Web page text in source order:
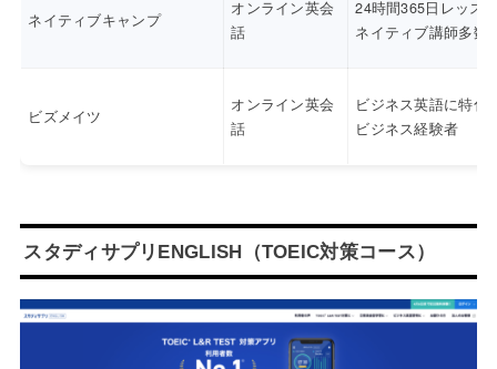
ネイティブキャンプ
オンライン英会
話
24時間365日レッス
ネイティブ講師多数
ビズメイツ
オンライン英会
話
ビジネス英語に特化
ビジネス経験者
スタディサプリENGLISH（TOEIC対策コース）